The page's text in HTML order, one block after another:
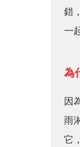
錯
一
為
因
雨
它